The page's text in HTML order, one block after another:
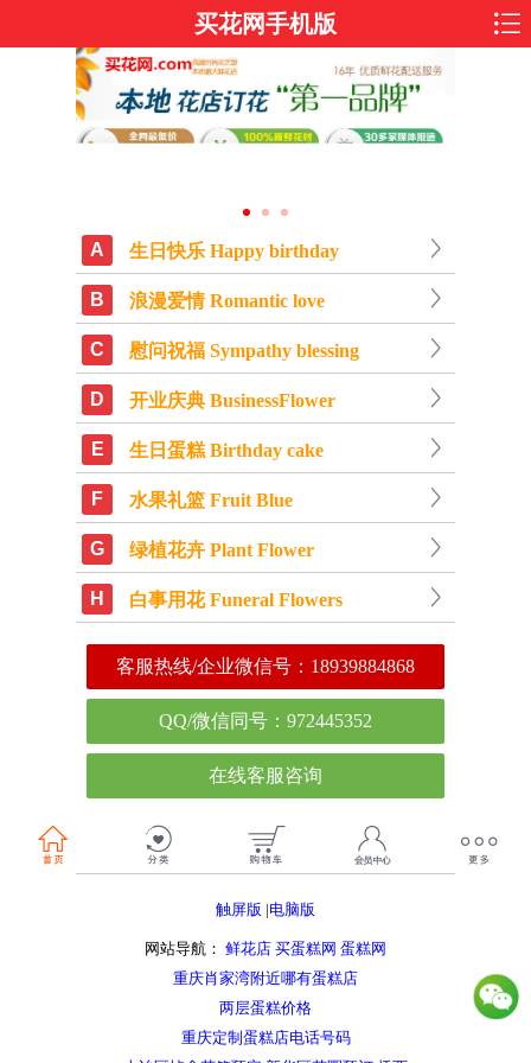
买花网手机版
A 生日快乐 Happy birthday
B 浪漫爱情 Romantic love
C 慰问祝福 Sympathy blessing
D 开业庆典 BusinessFlower
E 生日蛋糕 Birthday cake
F 水果礼篮 Fruit Blue
G 绿植花卉 Plant Flower
H 白事用花 Funeral Flowers
客服热线/企业微信号： 18939884868
QQ/微信同号：972445352
在线客服咨询
触屏版 |电脑版
网站导航： 鲜花店 买蛋糕网 蛋糕网
重庆肖家湾附近哪有蛋糕店
两层蛋糕价格
重庆定制蛋糕店电话号码